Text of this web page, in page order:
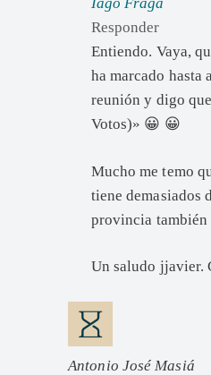
Responder
Entiendo. Vaya,
ha marcado hasta
reunión y digo
Votos)» 😀 😀
Mucho me temo
tiene demasiados
provincia
Un saludo jjavier.
Antonio José Masiá